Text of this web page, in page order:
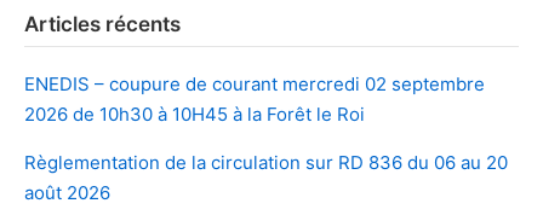
Articles récents
ENEDIS – coupure de courant mercredi 02 septembre
2026 de 10h30 à 10H45 à la Forêt le Roi
Règlementation de la circulation sur RD 836 du 06 au 20
août 2026